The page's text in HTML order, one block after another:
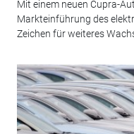
Mit einem neuen Cupra-
Markteinführung des
Zeichen für weiteres